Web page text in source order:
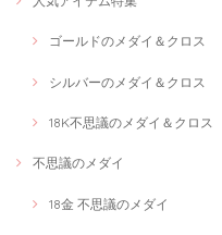
ゴールドのメダイ＆クロス
シルバーのメダイ＆クロス
18K不思議のメダイ＆クロス
不思議のメダイ
18金 不思議のメダイ